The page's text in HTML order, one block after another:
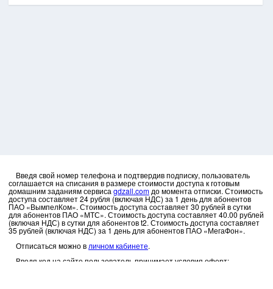
Введя свой номер телефона и подтвердив подписку, пользователь
соглашается на списания в размере стоимости доступа к готовым
домашним заданиям сервиса gdzall.com до момента отписки. Стоимость
доступа составляет 24 рубля (включая НДС) за 1 день для абонентов
ПАО «ВымпелКом». Стоимость доступа составляет 30 рублей в сутки
для абонентов ПАО «МТС». Стоимость доступа составляет 40.00 рублей
(включая НДС) в сутки для абонентов t2. Стоимость доступа составляет
35 рублей (включая НДС) за 1 день для абонентов ПАО «МегаФон».
Отписаться можно в личном кабинете.
Вводя код на сайте пользователь принимает условия оферт: